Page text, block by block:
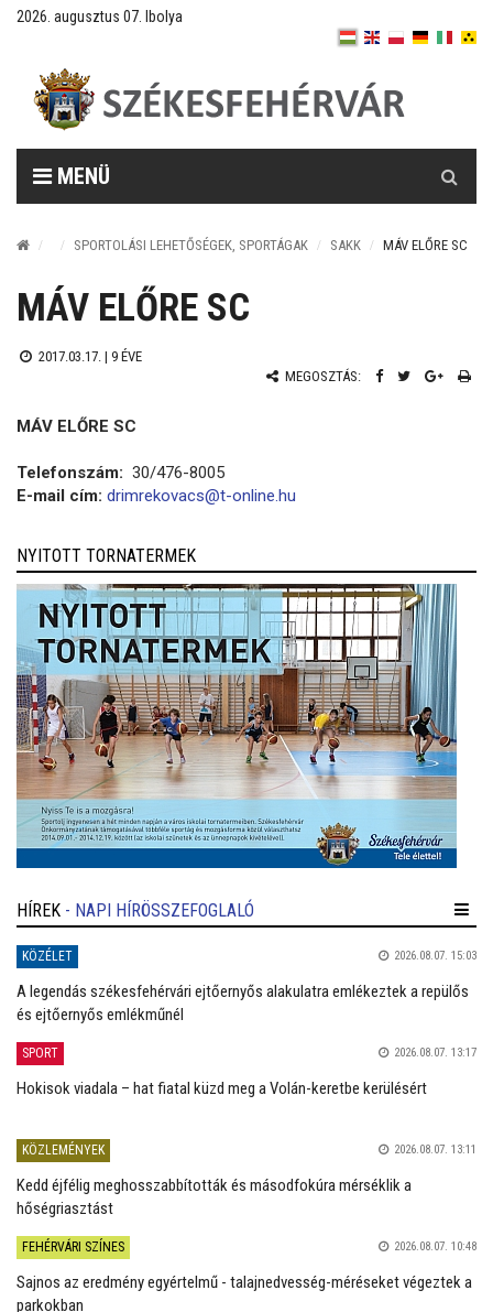
2026. augusztus 07. Ibolya
MENÜ
SPORTOLÁSI LEHETŐSÉGEK, SPORTÁGAK SAKK MÁV ELŐRE SC
MÁV ELŐRE SC
2017.03.17. | 9 ÉVE
MEGOSZTÁS:
MÁV ELŐRE SC
Telefonszám: 30/476-8005
E-mail cím: drimrekovacs@t-online.hu
NYITOTT TORNATERMEK
HÍREK - NAPI HÍRÖSSZEFOGLALÓ
KÖZÉLET 2026.08.07. 15:03
A legendás székesfehérvári ejtőernyős alakulatra emlékeztek a repülős
és ejtőernyős emlékműnél
SPORT 2026.08.07. 13:17
Hokisok viadala – hat fiatal küzd meg a Volán-keretbe kerülésért
KÖZLEMÉNYEK 2026.08.07. 13:11
Kedd éjfélig meghosszabbították és másodfokúra mérséklik a
hőségriasztást
FEHÉRVÁRI SZÍNES 2026.08.07. 10:48
Sajnos az eredmény egyértelmű - talajnedvesség-méréseket végeztek a
parkokban